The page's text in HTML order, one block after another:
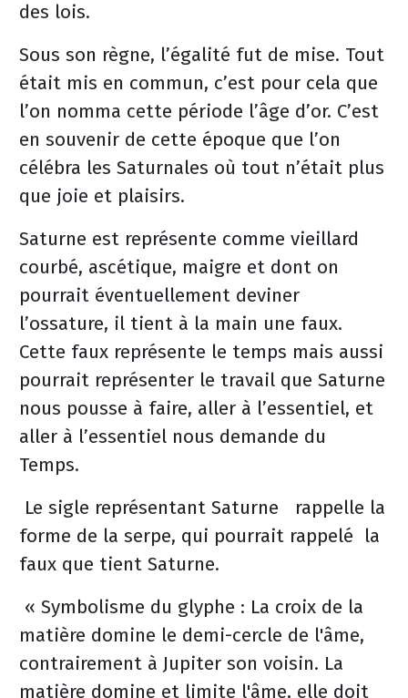
des lois.
Sous son règne, l’égalité fut de mise. Tout
était mis en commun, c’est pour cela que
l’on nomma cette période l’âge d’or. C’est
en souvenir de cette époque que l’on
célébra les Saturnales où tout n’était plus
que joie et plaisirs.
Saturne est représente comme vieillard
courbé, ascétique, maigre et dont on
pourrait éventuellement deviner
l’ossature, il tient à la main une faux.
Cette faux représente le temps mais aussi
pourrait représenter le travail que Saturne
nous pousse à faire, aller à l’essentiel, et
aller à l’essentiel nous demande du
Temps.
Le sigle représentant Saturne rappelle la
forme de la serpe, qui pourrait rappelé la
faux que tient Saturne.
« Symbolisme du glyphe : La croix de la
matière domine le demi-cercle de l'âme,
contrairement à Jupiter son voisin. La
matière domine et limite l'âme, elle doit